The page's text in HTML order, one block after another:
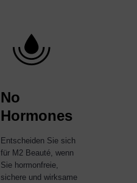
No
Hormones
Entscheiden Sie sich
für M2 Beauté, wenn
Sie hormonfreie,
sichere und wirksame